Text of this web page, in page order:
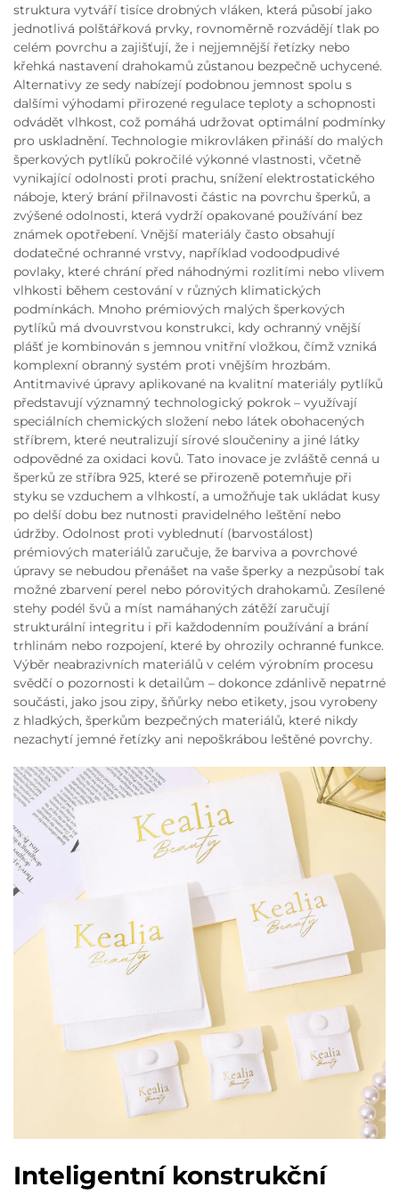
struktura vytváří tisíce drobných vláken, která působí jako
jednotlivá polštářková prvky, rovnoměrně rozvádějí tlak po
celém povrchu a zajišťují, že i nejjemnější řetízky nebo
křehká nastavení drahokamů zůstanou bezpečně uchycené.
Alternativy ze sedy nabízejí podobnou jemnost spolu s
dalšími výhodami přirozené regulace teploty a schopnosti
odvádět vlhkost, což pomáhá udržovat optimální podmínky
pro uskladnění. Technologie mikrovláken přináší do malých
šperkových pytlíků pokročilé výkonné vlastnosti, včetně
vynikající odolnosti proti prachu, snížení elektrostatického
náboje, který brání přilnavosti částic na povrchu šperků, a
zvýšené odolnosti, která vydrží opakované používání bez
známek opotřebení. Vnější materiály často obsahují
dodatečné ochranné vrstvy, například vodoodpudivé
povlaky, které chrání před náhodnými rozlitími nebo vlivem
vlhkosti během cestování v různých klimatických
podmínkách. Mnoho prémiových malých šperkových
pytlíků má dvouvrstvou konstrukci, kdy ochranný vnější
plášť je kombinován s jemnou vnitřní vložkou, čímž vzniká
komplexní obranný systém proti vnějším hrozbám.
Antitmavivé úpravy aplikované na kvalitní materiály pytlíků
představují významný technologický pokrok – využívají
speciálních chemických složení nebo látek obohacených
stříbrem, které neutralizují sírové sloučeniny a jiné látky
odpovědné za oxidaci kovů. Tato inovace je zvláště cenná u
šperků ze stříbra 925, které se přirozeně potemňuje při
styku se vzduchem a vlhkostí, a umožňuje tak ukládat kusy
po delší dobu bez nutnosti pravidelného leštění nebo
údržby. Odolnost proti vyblednutí (barvostálost)
prémiových materiálů zaručuje, že barviva a povrchové
úpravy se nebudou přenášet na vaše šperky a nezpůsobí tak
možné zbarvení perel nebo pórovitých drahokamů. Zesílené
stehy podél švů a míst namáhaných zátěží zaručují
strukturální integritu i při každodenním používání a brání
trhlinám nebo rozpojení, které by ohrozily ochranné funkce.
Výběr neabrazivních materiálů v celém výrobním procesu
svědčí o pozornosti k detailům – dokonce zdánlivě nepatrné
součásti, jako jsou zipy, šňůrky nebo etikety, jsou vyrobeny
z hladkých, šperkům bezpečných materiálů, které nikdy
nezachytí jemné řetízky ani nepoškrábou leštěné povrchy.
Inteligentní konstrukční